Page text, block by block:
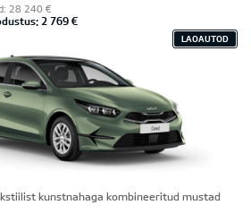
28 240 €
2 769 €
LAOAUTOD
kunstnahaga kombineeritud mustad